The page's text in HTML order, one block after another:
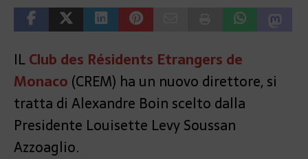
ILClub des Résidents Etrangers de
Monaco (CREM) ha un nuovo direttore, si
tratta di Alexandre Boin scelto dalla
Presidente Louisette Levy Soussan
Azzoaglio.